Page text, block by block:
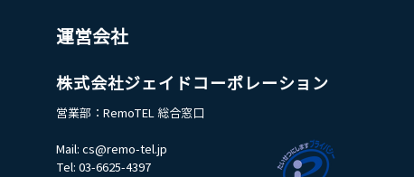
運営会社
株式会社ジェイドコーポレーション
営業部：RemoTEL 総合窓口​
Mail: cs@remo-tel.jp
Tel: 03-6625-4397